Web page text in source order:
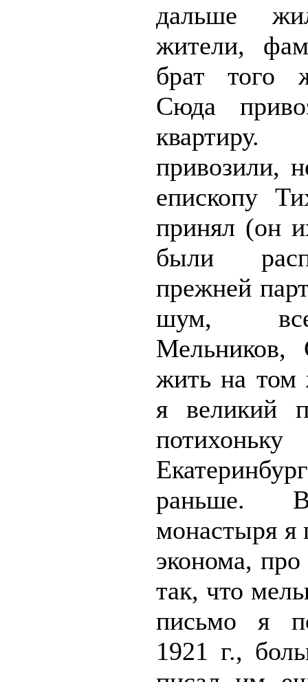
дальше
жители,
брат того
Сюда
квартиру.
привозили,
епископу
принял (он
были
прежней
шум, все
Мельников,
жить на
я великий
раньше.
монастыря я
эконома,
так, что
письмо я
1921 г.,